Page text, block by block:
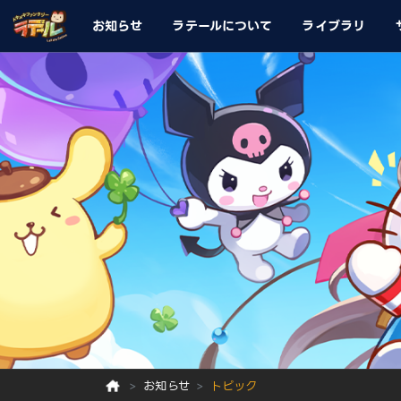
お知らせ ラテールについて ライブラリ
お知らせ トピック